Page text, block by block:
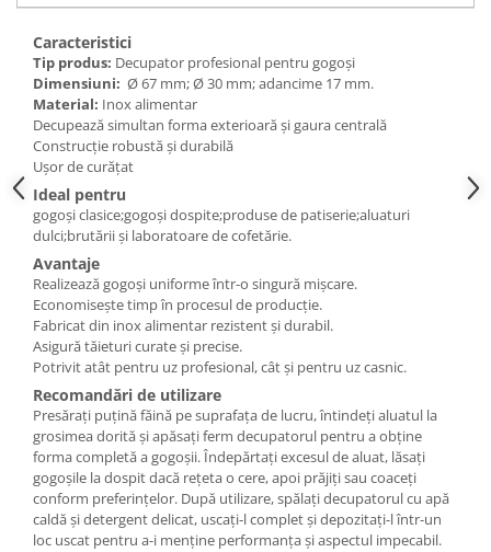
Ustensile, Accesorii Cofetarie,
Patiserie
Site, Gratare,Blaturi taiere
Termometru
Cani, Flacoane, Boluri, Vase
Cutite, Raschete
Diverse Ustensile de Lucru
Merdenele, Role, Decupatoare
Spatule, Teluri, Pensule
Caracteristici
Tip produs: Decupator profesional pentru gogoși
Dimensiuni: Ø 67 mm; Ø 30 mm; adancime 17 mm.
Material: Inox alimentar
Decupează simultan forma exterioară și gaura centrală
Construcție robustă și durabilă
Ușor de curățat
Ideal pentru
gogoși clasice;gogoși dospite;produse de patiserie;aluaturi
dulci;brutării și laboratoare de cofetărie.
Avantaje
Realizează gogoși uniforme într-o singură mișcare.
Economisește timp în procesul de producție.
Fabricat din inox alimentar rezistent și durabil.
Asigură tăieturi curate și precise.
Potrivit atât pentru uz profesional, cât și pentru uz casnic.
Recomandări de utilizare
Presărați puțină făină pe suprafața de lucru, întindeți aluatul la
grosimea dorită și apăsați ferm decupatorul pentru a obține
forma completă a gogoșii. Îndepărtați excesul de aluat, lăsați
gogoșile la dospit dacă rețeta o cere, apoi prăjiți sau coaceți
conform preferințelor. După utilizare, spălați decupatorul cu apă
caldă și detergent delicat, uscați-l complet și depozitați-l într-un
loc uscat pentru a-i menține performanța și aspectul impecabil.